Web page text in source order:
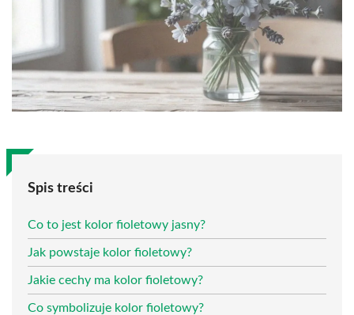
Spis treści
Co to jest kolor fioletowy jasny?
Jak powstaje kolor fioletowy?
Jakie cechy ma kolor fioletowy?
Co symbolizuje kolor fioletowy?